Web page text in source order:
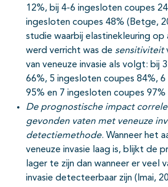
12%, bij 4-6 ingesloten coupes
ingesloten coupes 48% (Betge,
studie waarbij elastinekleuring
werd verricht was de sensitiviteit
van veneuze invasie als volgt: bij
66%, 5 ingesloten coupes 84%,
95% en 7 ingesloten coupes 97%
De prognostische impact
gevonden vaten met veneuze
detectiemethode. Wanneer het
veneuze invasie laag is, blijkt de
lager te zijn dan wanneer er veel
invasie detecteerbaar zijn (Imai,